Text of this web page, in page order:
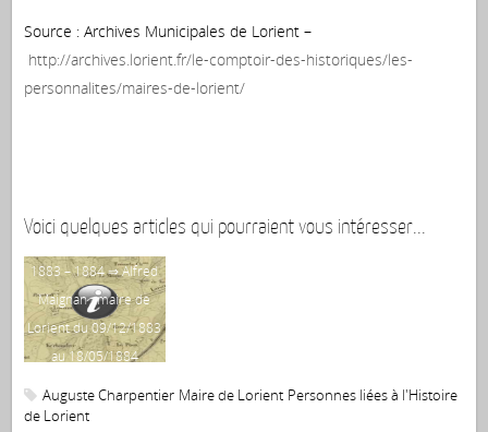
Source : Archives Municipales de Lorient –
http://archives.lorient.fr/le-comptoir-des-historiques/les-
personnalites/maires-de-lorient/
Voici quelques articles qui pourraient vous intéresser...
1883 – 1884 ⇒ Alfred
Maignan : maire de
Lorient du 09/12/1883
au 18/05/1884
Auguste Charpentier Maire de Lorient Personnes liées à l'Histoire
de Lorient